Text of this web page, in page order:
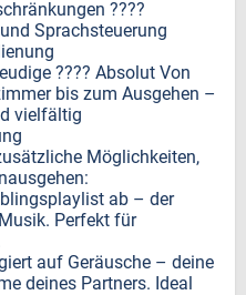
????
Sprachsteuerung
???? Absolut Von
bis zum Ausgehen –
vielfältig
Möglichkeiten,
ab – der
Perfekt für
auf Geräusche – deine
deines Partners. Ideal